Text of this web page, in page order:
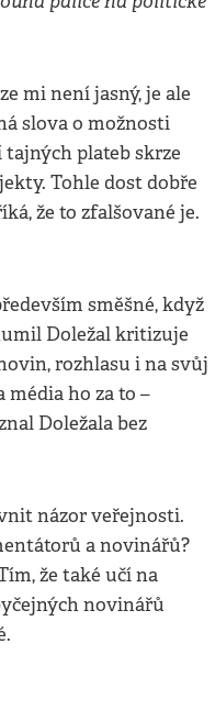
mi není jasný, je ale
slova o možnosti
plateb skrze
Tohle dost dobře
že to zfalšované je.
směšné, když
Doležal kritizuje
rozhlasu i na svůj
ho za to –
Doležala bez
názor veřejnosti.
a novinářů?
že také učí na
novinářů